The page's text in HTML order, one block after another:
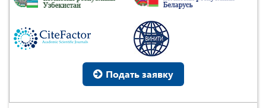
Подать заявку